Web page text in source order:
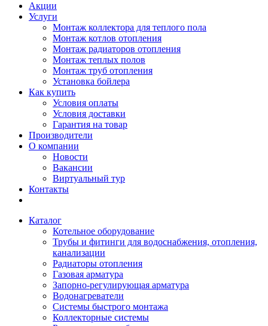
Акции
Услуги
Монтаж коллектора для теплого пола
Монтаж котлов отопления
Монтаж радиаторов отопления
Монтаж теплых полов
Монтаж труб отопления
Установка бойлера
Как купить
Условия оплаты
Условия доставки
Гарантия на товар
Производители
О компании
Новости
Вакансии
Виртуальный тур
Контакты
Каталог
Котельное оборудование
Трубы и фитинги для водоснабжения, отопления,
канализации
Радиаторы отопления
Газовая арматура
Запорно-регулирующая арматура
Водонагреватели
Системы быстрого монтажа
Коллекторные системы